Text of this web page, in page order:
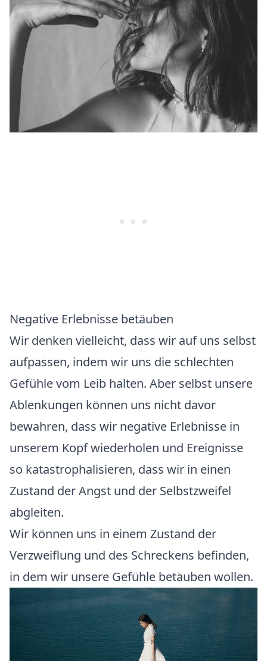
Negative Erlebnisse betäuben
Wir denken vielleicht, dass wir auf uns selbst
aufpassen, indem wir uns die schlechten
Gefühle vom Leib halten. Aber selbst unsere
Ablenkungen können uns nicht davor
bewahren, dass wir negative Erlebnisse in
unserem Kopf wiederholen und Ereignisse
so katastrophalisieren, dass wir in einen
Zustand der Angst und der Selbstzweifel
abgleiten.
Wir können uns in einem Zustand der
Verzweiflung und des Schreckens befinden,
in dem wir unsere Gefühle betäuben wollen.